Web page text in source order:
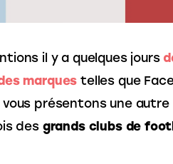
il y a quelques jours
marques telles que
vous présentons une autre
des grands clubs de